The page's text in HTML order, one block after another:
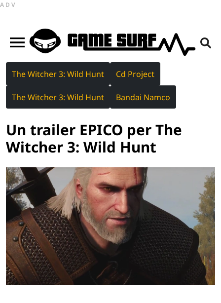
ADV
The Witcher 3: Wild Hunt Cd Project
The Witcher 3: Wild Hunt Bandai Namco
Un trailer EPICO per The
Witcher 3: Wild Hunt